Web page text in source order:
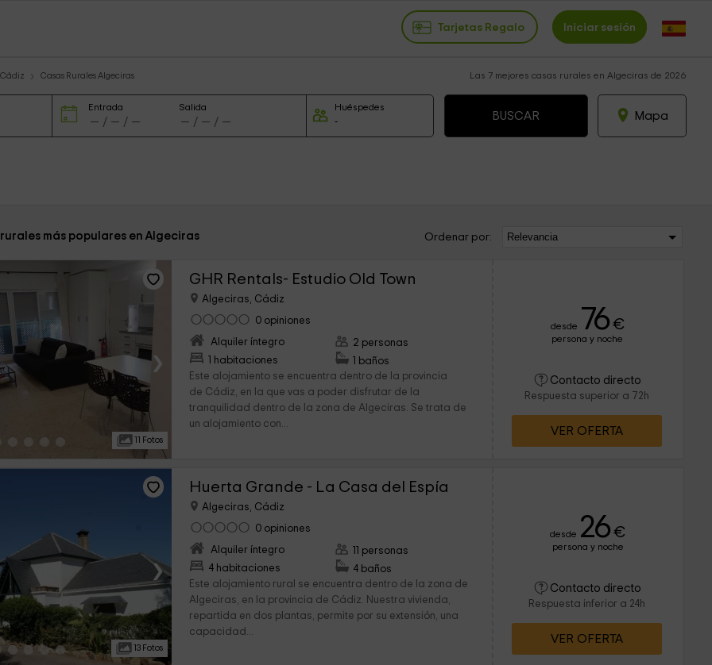
Tarjetas Regalo Iniciar sesión
Cádiz Casas Rurales Algeciras Las 7 mejores casas rurales en Algeciras de 2026
Entrada Salida Huéspedes
Mapa
más populares en Algeciras Ordenar por:
›
11 Fotos
GHR Rentals- Estudio Old Town
Algeciras, Cádiz
0 opiniones
Alquiler íntegro
1 habitaciones
2 personas
1 baños
Este alojamiento se encuentra dentro de la provincia
de Cádiz, en la que vas a poder disfrutar de la
tranquilidad dentro de la zona de Algeciras. Se trata de
un alojamiento con...
desde 76 €
persona y noche
Contacto directo
Respuesta superior a 72h
VER OFERTA
›
13 Fotos
Huerta Grande - La Casa del Espía
Algeciras, Cádiz
0 opiniones
Alquiler íntegro
4 habitaciones
11 personas
4 baños
Este alojamiento rural se encuentra dentro de la zona de
Algeciras, en la provincia de Cádiz. Nuestra vivienda,
repartida en dos plantas, permite por su extensión, una
capacidad...
desde 26 €
persona y noche
Contacto directo
Respuesta inferior a 24h
VER OFERTA